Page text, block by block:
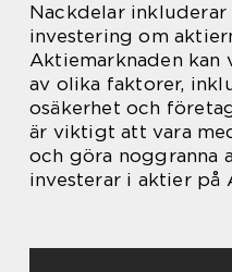
Nackdelar
investering om
Aktiemarknaden kan
av olika faktorer,
osäkerhet och
är viktigt att vara
och göra noggranna
investerar i aktier på